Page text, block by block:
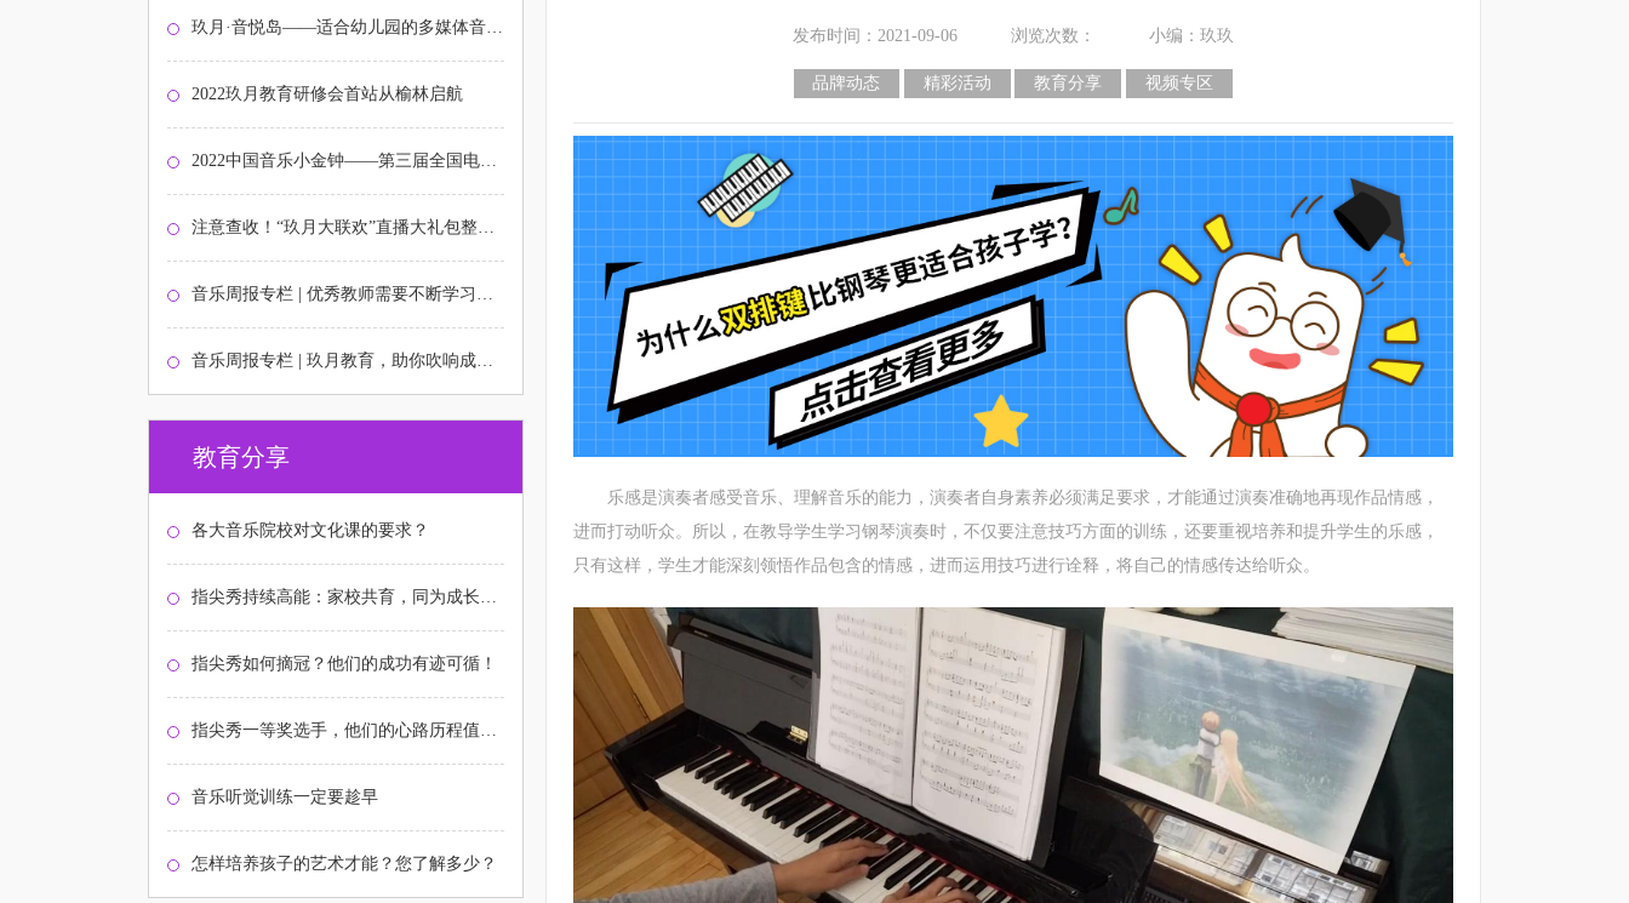
玖月·音悦岛——适合幼儿园的多媒体音乐启蒙课程
2022玖月教育研修会首站从榆林启航
2022中国音乐小金钟——第三届全国电子键盘展演北京选拔赛圆满结束
注意查收！“玖月大联欢”直播大礼包整装待发！
音乐周报专栏 | 优秀教师需要不断学习与打磨
音乐周报专栏 | 玖月教育，助你吹响成功的号角
教育分享
各大音乐院校对文化课的要求？
指尖秀持续高能：家校共育，同为成长护航！
指尖秀如何摘冠？他们的成功有迹可循！
指尖秀一等奖选手，他们的心路历程值得关注
音乐听觉训练一定要趁早
怎样培养孩子的艺术才能？您了解多少？
发布时间：2021-09-06 浏览次数： 小编：玖玖
品牌动态 精彩活动 教育分享 视频专区
乐感是演奏者感受音乐、理解音乐的能力，演奏者自身素养必须满足要求，才能通过演奏准确地再现作品情感，
进而打动听众。所以，在教导学生学习钢琴演奏时，不仅要注意技巧方面的训练，还要重视培养和提升学生的乐感，
只有这样，学生才能深刻领悟作品包含的情感，进而运用技巧进行诠释，将自己的情感传达给听众。